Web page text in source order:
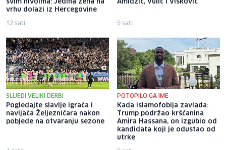
svim nivoima: Jedina žena na
vrhu dolazi iz Hercegovine
12 sati
Amidžić, Vulić i Višković
5 sati
SLIJEDI VELIKI DERBI
Pogledajte slavlje igrača i
navijača Željezničara nakon
pobjede na otvaranju sezone
POTOPILO GA IME
Kada islamofobija zavlada:
Trump podržao kršćanina
Amira Hassana, on izgubio od
kandidata koji je odustao od
utrke